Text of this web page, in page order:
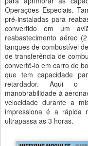
Operações Especiais.
pré-instaladas para
convertido em um
reabastecimento aéreo
tanques de combustível
de transferência de
convertê-lo em carro de
que tem capacidade
retardador. Aqui o
manobrabilidade à
velocidade durante a
impressiona é a rápida
ultrapassa as 3 horas.